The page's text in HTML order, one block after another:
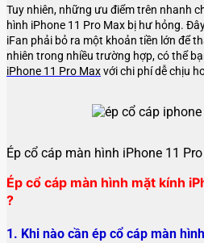
Tuy nhiên, những ưu điểm trên nhanh
hình iPhone 11 Pro Max bị hư hỏng.
iFan phải bỏ ra một khoản tiền lớn để
nhiên trong nhiều trường hợp, có thể
iPhone 11 Pro Maxvới chi phí dễ chịu
Ép cổ cáp màn hình iPhone 11
Ép cổ cáp màn hình mặt kính
?
1. Khi nào cần ép cổ cáp màn